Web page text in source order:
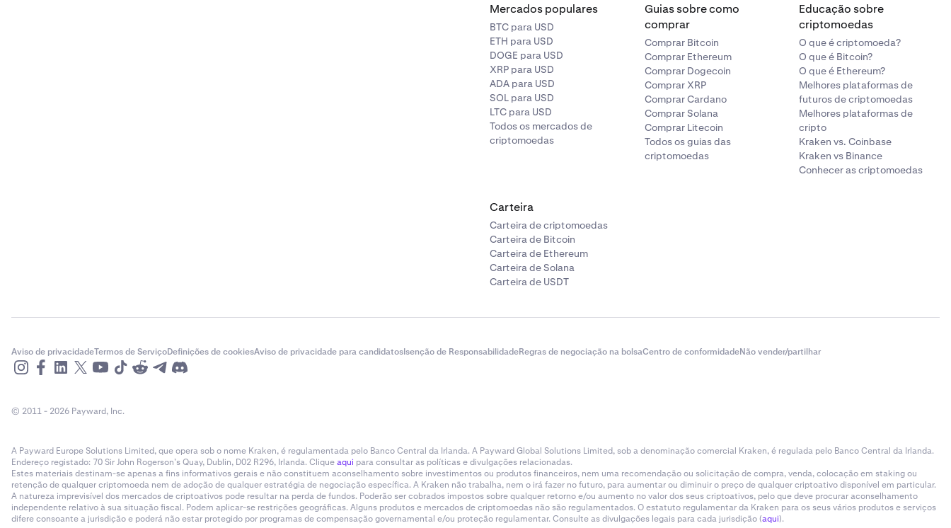
Mercados populares
BTC para USD
ETH para USD
DOGE para USD
XRP para USD
ADA para USD
SOL para USD
LTC para USD
Todos os mercados de
criptomoedas
Guias sobre como
comprar
Comprar Bitcoin
Comprar Ethereum
Comprar Dogecoin
Comprar XRP
Comprar Cardano
Comprar Solana
Comprar Litecoin
Todos os guias das
criptomoedas
Educação sobre
criptomoedas
O que é criptomoeda?
O que é Bitcoin?
O que é Ethereum?
Melhores plataformas de
futuros de criptomoedas
Melhores plataformas de
cripto
Kraken vs. Coinbase
Kraken vs Binance
Conhecer as criptomoedas
Carteira
Carteira de criptomoedas
Carteira de Bitcoin
Carteira de Ethereum
Carteira de Solana
Carteira de USDT
Aviso de privacidadeTermos de ServiçoDefinições de cookiesAviso de privacidade para candidatosIsenção de ResponsabilidadeRegras de negociação na bolsaCentro de conformidadeNão vender/partilhar
© 2011 - 2026 Payward, Inc.
A Payward Europe Solutions Limited, que opera sob o nome Kraken, é regulamentada pelo Banco Central da Irlanda. A Payward Global Solutions Limited, sob a denominação comercial Kraken, é regulada pelo Banco Central da Irlanda.
Endereço registado: 70 Sir John Rogerson’s Quay, Dublin, D02 R296, Irlanda. Cliqueaqui para consultar as políticas e divulgações relacionadas.
Estes materiais destinam-se apenas a fins informativos gerais e não constituem aconselhamento sobre investimentos ou produtos financeiros, nem uma recomendação ou solicitação de compra, venda, colocação em staking ou
retenção de qualquer criptomoeda nem de adoção de qualquer estratégia de negociação específica. A Kraken não trabalha, nem o irá fazer no futuro, para aumentar ou diminuir o preço de qualquer criptoativo disponível em particular.
A natureza imprevisível dos mercados de criptoativos pode resultar na perda de fundos. Poderão ser cobrados impostos sobre qualquer retorno e/ou aumento no valor dos seus criptoativos, pelo que deve procurar aconselhamento
independente relativo à sua situação fiscal. Podem aplicar-se restrições geográficas. Alguns produtos e mercados de criptomoedas não são regulamentados. O estatuto regulamentar da Kraken para os seus vários produtos e serviços
difere consoante a jurisdição e poderá não estar protegido por programas de compensação governamental e/ou proteção regulamentar. Consulte as divulgações legais para cada jurisdição (aqui).